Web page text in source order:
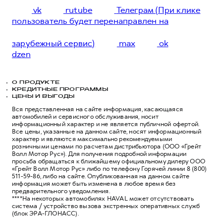
vk rutube
Телеграм (При клике
пользователь будет перенаправлен на
зарубежный сервис) max
ok
dzen
О ПРОДУКТЕ
КРЕДИТНЫЕ ПРОГРАММЫ
ЦЕНЫ И ВЫГОДЫ
Вся представленная на сайте информация, касающаяся
автомобилей и сервисного обслуживания, носит
информационный характер и не является публичной офертой.
Все цены, указанные на данном сайте, носят информационный
характер и являются максимально рекомендуемыми
розничными ценами по расчетам дистрибьютора (ООО «Грейт
Волл Мотор Рус»). Для получения подробной информации
просьба обращаться к ближайшему официальному дилеру ООО
«Грейт Волл Мотор Рус» либо по телефону Горячей линии 8 (800)
511-59-86, либо на сайте. Опубликованная на данном сайте
информация может быть изменена в любое время без
предварительного уведомления.
****На некоторых автомобилях HAVAL может отсутствовать
система / устройство вызова экстренных оперативных служб
(блок ЭРА-ГЛОНАСС).